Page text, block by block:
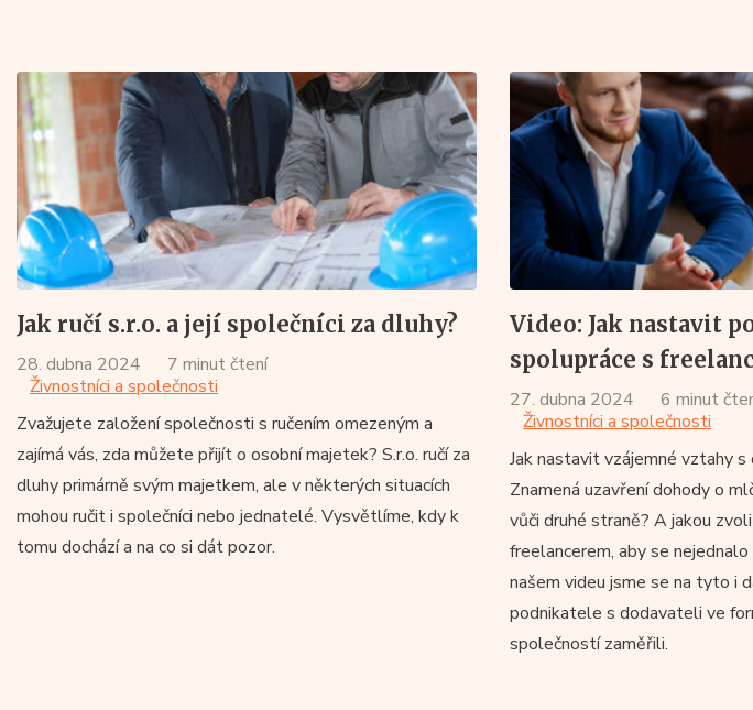
Jak ručí s.r.o. a její společníci za dluhy?
28. dubna 2024
7 minut čtení
Živnostníci a společnosti
Zvažujete založení společnosti s ručením omezeným a
zajímá vás, zda můžete přijít o osobní majetek? S.r.o. ručí za
dluhy primárně svým majetkem, ale v některých situacích
mohou ručit i společníci nebo jednatelé. Vysvětlíme, kdy k
tomu dochází a na co si dát pozor.
Video: Jak nastavit
spolupráce s
27. dubna 2024
6 minut
Živnostníci a společnosti
Jak nastavit vzájemné vztahy
Znamená uzavření dohody o
vůči druhé straně? A jakou
freelancerem, aby se
našem videu jsme se na tyto i
podnikatele s dodavateli ve
společností zaměřili.